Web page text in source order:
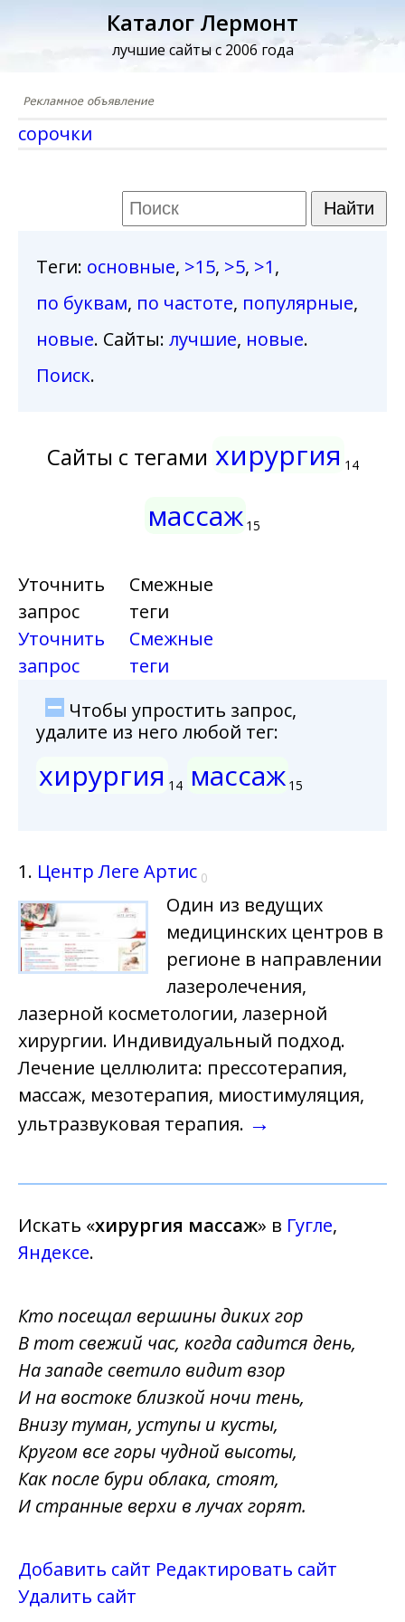
Каталог Лермонт
лучшие сайты с 2006 года
сорочки
Теги: основные, >15, >5, >1,
по буквам, по частоте, популярные,
новые. Сайты: лучшие, новые.
Поиск.
Сайты с тегами хирургия 14
массаж 15
Уточнить
запрос
Уточнить
запрос
Смежные
теги
Смежные
теги
Чтобы упростить запрос,
удалите из него любой тег:
хирургия 14 массаж 15
1. Центр Леге Артис 0
Один из ведущих
медицинских центров в
регионе в направлении
лазеролечения,
лазерной косметологии, лазерной
хирургии. Индивидуальный подход.
Лечение целлюлита: прессотерапия,
массаж, мезотерапия, миостимуляция,
ультразвуковая терапия. →
Искать «хирургия массаж» в Гугле,
Яндексе.
Кто посещал вершины диких гор
В тот свежий час, когда садится день,
На западе светило видит взор
И на востоке близкой ночи тень,
Внизу туман, уступы и кусты,
Кругом все горы чудной высоты,
Как после бури облака, стоят,
И странные верхи в лучах горят.
Добавить сайт Редактировать сайт
Удалить сайт